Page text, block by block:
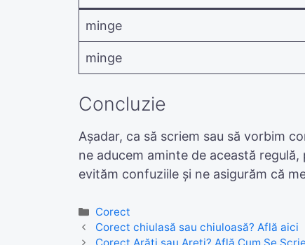
minge
minge
Concluzie
Așadar, ca să scriem sau să vorbim
ne aducem aminte de această
evităm confuziile și ne asigurăm că
Categories
Corect
Corect chiulasă sau chiuloasă? Află aici